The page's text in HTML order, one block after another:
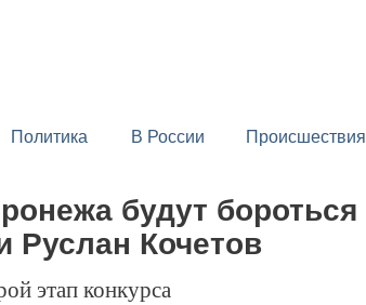
Политика В России Происшествия
будут бороться
Руслан Кочетов
этап конкурса